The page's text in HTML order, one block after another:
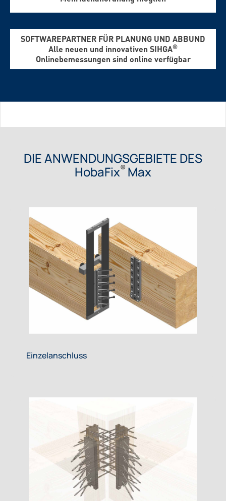
SOFTWAREPARTNER FÜR PLANUNG UND ABBUND
Alle neuen und innovativen SIHGA®
Onlinebemessungen sind online verfügbar
DIE ANWENDUNGSGEBIETE DES
HobaFix® Max
Einzelanschluss